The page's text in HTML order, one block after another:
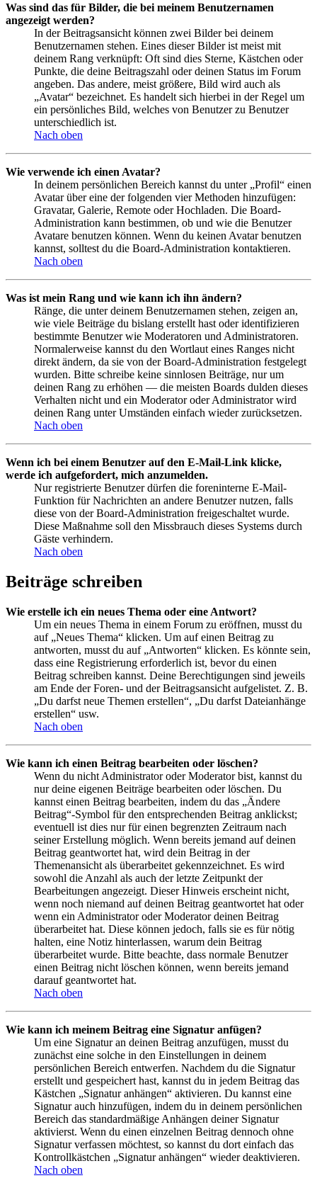
Was sind das für Bilder, die bei meinem Benutzernamen
angezeigt werden?
In der Beitragsansicht können zwei Bilder bei deinem
Benutzernamen stehen. Eines dieser Bilder ist meist mit
deinem Rang verknüpft: Oft sind dies Sterne, Kästchen oder
Punkte, die deine Beitragszahl oder deinen Status im Forum
angeben. Das andere, meist größere, Bild wird auch als
„Avatar“ bezeichnet. Es handelt sich hierbei in der Regel um
ein persönliches Bild, welches von Benutzer zu Benutzer
unterschiedlich ist.
Nach oben
Wie verwende ich einen Avatar?
In deinem persönlichen Bereich kannst du unter „Profil“ einen
Avatar über eine der folgenden vier Methoden hinzufügen:
Gravatar, Galerie, Remote oder Hochladen. Die Board-
Administration kann bestimmen, ob und wie die Benutzer
Avatare benutzen können. Wenn du keinen Avatar benutzen
kannst, solltest du die Board-Administration kontaktieren.
Nach oben
Was ist mein Rang und wie kann ich ihn ändern?
Ränge, die unter deinem Benutzernamen stehen, zeigen an,
wie viele Beiträge du bislang erstellt hast oder identifizieren
bestimmte Benutzer wie Moderatoren und Administratoren.
Normalerweise kannst du den Wortlaut eines Ranges nicht
direkt ändern, da sie von der Board-Administration festgelegt
wurden. Bitte schreibe keine sinnlosen Beiträge, nur um
deinen Rang zu erhöhen — die meisten Boards dulden dieses
Verhalten nicht und ein Moderator oder Administrator wird
deinen Rang unter Umständen einfach wieder zurücksetzen.
Nach oben
Wenn ich bei einem Benutzer auf den E-Mail-Link klicke,
werde ich aufgefordert, mich anzumelden.
Nur registrierte Benutzer dürfen die foreninterne E-Mail-
Funktion für Nachrichten an andere Benutzer nutzen, falls
diese von der Board-Administration freigeschaltet wurde.
Diese Maßnahme soll den Missbrauch dieses Systems durch
Gäste verhindern.
Nach oben
Beiträge schreiben
Wie erstelle ich ein neues Thema oder eine Antwort?
Um ein neues Thema in einem Forum zu eröffnen, musst du
auf „Neues Thema“ klicken. Um auf einen Beitrag zu
antworten, musst du auf „Antworten“ klicken. Es könnte sein,
dass eine Registrierung erforderlich ist, bevor du einen
Beitrag schreiben kannst. Deine Berechtigungen sind jeweils
am Ende der Foren- und der Beitragsansicht aufgelistet. Z. B.
„Du darfst neue Themen erstellen“, „Du darfst Dateianhänge
erstellen“ usw.
Nach oben
Wie kann ich einen Beitrag bearbeiten oder löschen?
Wenn du nicht Administrator oder Moderator bist, kannst du
nur deine eigenen Beiträge bearbeiten oder löschen. Du
kannst einen Beitrag bearbeiten, indem du das „Ändere
Beitrag“-Symbol für den entsprechenden Beitrag anklickst;
eventuell ist dies nur für einen begrenzten Zeitraum nach
seiner Erstellung möglich. Wenn bereits jemand auf deinen
Beitrag geantwortet hat, wird dein Beitrag in der
Themenansicht als überarbeitet gekennzeichnet. Es wird
sowohl die Anzahl als auch der letzte Zeitpunkt der
Bearbeitungen angezeigt. Dieser Hinweis erscheint nicht,
wenn noch niemand auf deinen Beitrag geantwortet hat oder
wenn ein Administrator oder Moderator deinen Beitrag
überarbeitet hat. Diese können jedoch, falls sie es für nötig
halten, eine Notiz hinterlassen, warum dein Beitrag
überarbeitet wurde. Bitte beachte, dass normale Benutzer
einen Beitrag nicht löschen können, wenn bereits jemand
darauf geantwortet hat.
Nach oben
Wie kann ich meinem Beitrag eine Signatur anfügen?
Um eine Signatur an deinen Beitrag anzufügen, musst du
zunächst eine solche in den Einstellungen in deinem
persönlichen Bereich entwerfen. Nachdem du die Signatur
erstellt und gespeichert hast, kannst du in jedem Beitrag das
Kästchen „Signatur anhängen“ aktivieren. Du kannst eine
Signatur auch hinzufügen, indem du in deinem persönlichen
Bereich das standardmäßige Anhängen deiner Signatur
aktivierst. Wenn du einen einzelnen Beitrag dennoch ohne
Signatur verfassen möchtest, so kannst du dort einfach das
Kontrollkästchen „Signatur anhängen“ wieder deaktivieren.
Nach oben